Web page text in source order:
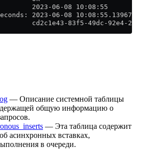
2023-06-08 10:08:55
2023-06-08 10:08:55.139676
cd2c1e43-83f5-49dc-92e4-
— Описание системной таблицы
общую информацию о
— Эта таблица содержит
асинхронных вставках,
в очереди.